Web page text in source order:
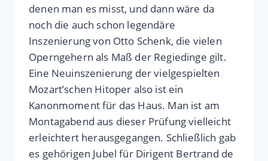
denen man es misst, und dann wäre da
noch die auch schon legendäre
Inszenierung von Otto Schenk, die vielen
Operngehern als Maß der Regiedinge gilt.
Eine Neuinszenierung der vielgespielten
Mozart’schen Hitoper also ist ein
Kanonmoment für das Haus. Man ist am
Montagabend aus dieser Prüfung vielleicht
erleichtert herausgegangen. Schließlich gab
es gehörigen Jubel für Dirigent Bertrand de